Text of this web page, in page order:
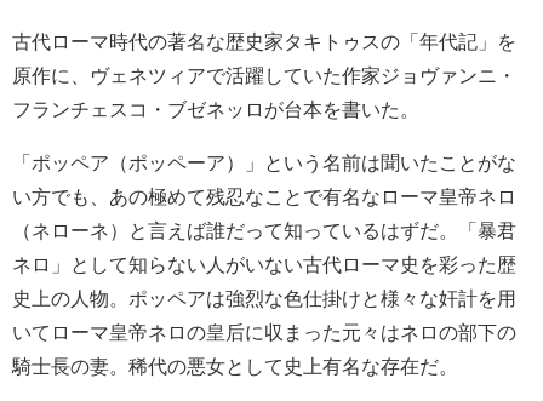
古代ローマ時代の著名な歴史家タキトゥスの「年代記」を
原作に、ヴェネツィアで活躍していた作家ジョヴァンニ・
フランチェスコ・ブゼネッロが台本を書いた。
「ポッペア（ポッペーア）」という名前は聞いたことがな
い方でも、あの極めて残忍なことで有名なローマ皇帝ネロ
（ネローネ）と言えば誰だって知っているはずだ。「暴君
ネロ」として知らない人がいない古代ローマ史を彩った歴
史上の人物。ポッペアは強烈な色仕掛けと様々な奸計を用
いてローマ皇帝ネロの皇后に収まった元々はネロの部下の
騎士長の妻。稀代の悪女として史上有名な存在だ。